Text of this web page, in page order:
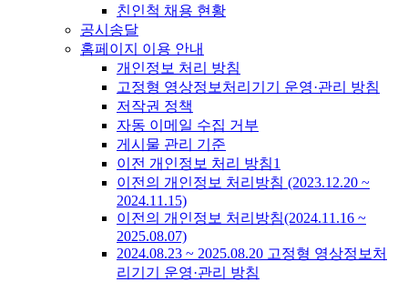
친인척 채용 현황
공시송달
홈페이지 이용 안내
개인정보 처리 방침
고정형 영상정보처리기기 운영·관리 방침
저작권 정책
자동 이메일 수집 거부
게시물 관리 기준
이전 개인정보 처리 방침1
이전의 개인정보 처리방침 (2023.12.20 ~
2024.11.15)
이전의 개인정보 처리방침(2024.11.16 ~
2025.08.07)
2024.08.23 ~ 2025.08.20 고정형 영상정보처
리기기 운영·관리 방침